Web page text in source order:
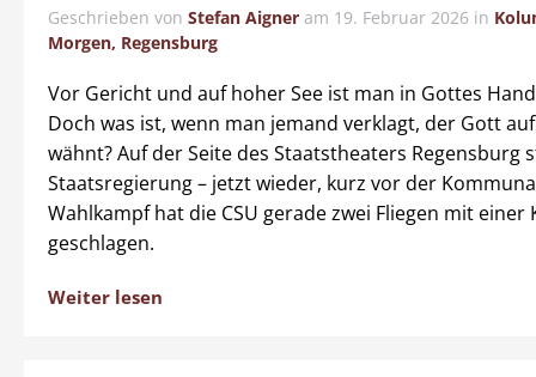
Geschrieben von Stefan Aigner am 19. Februar 2026 in
Morgen, Regensburg
Vor Gericht und auf hoher See ist man in Gottes
Doch was ist, wenn man jemand verklagt, der Gott
wähnt? Auf der Seite des Staatstheaters Regensburg
Staatsregierung – jetzt wieder, kurz vor der
Wahlkampf hat die CSU gerade zwei Fliegen mit einer
geschlagen.
Weiter lesen